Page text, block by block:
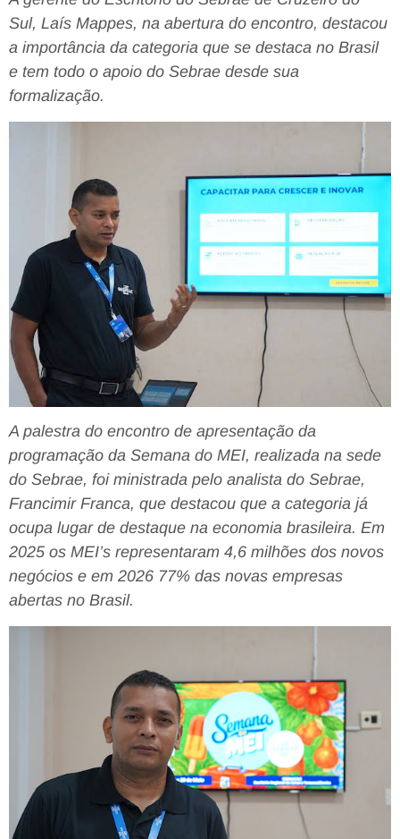
Sul, Laís Mappes, na abertura do encontro, destacou
a importância da categoria que se destaca no Brasil
e tem todo o apoio do Sebrae desde sua
formalização.
A palestra do encontro de apresentação da
programação da Semana do MEI, realizada na sede
do Sebrae, foi ministrada pelo analista do Sebrae,
Francimir Franca, que destacou que a categoria já
ocupa lugar de destaque na economia brasileira. Em
2025 os MEI’s representaram 4,6 milhões dos novos
negócios e em 2026 77% das novas empresas
abertas no Brasil.